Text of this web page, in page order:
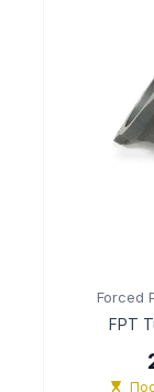
Forced
FPT